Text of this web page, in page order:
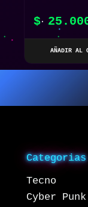
JUGUETE
$
AÑADIR AL
Categorias
Tecno
Cyber Punk